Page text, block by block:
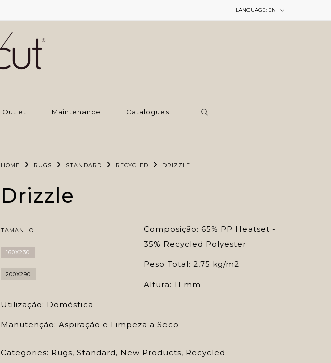
LANGUAGE: EN
Outlet Maintenance Catalogues
HOME RUGS STANDARD RECYCLED DRIZZLE
Drizzle
TAMANHO
160X230
200X290
Composição: 65% PP Heatset -
35% Recycled Polyester
Peso Total: 2,75 kg/m2
Altura: 11 mm
Utilização: Doméstica
Manutenção: Aspiração e Limpeza a Seco
Categories: Rugs, Standard, New Products, Recycled